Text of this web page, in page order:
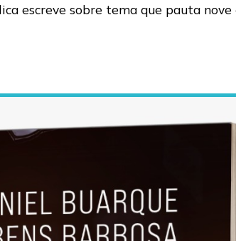
escreve sobre tema que pauta